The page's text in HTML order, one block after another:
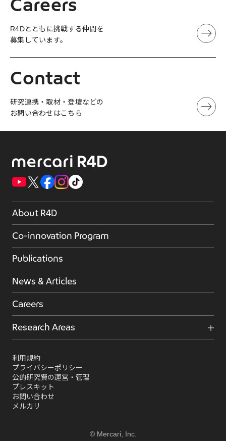
Careers
R4Dとともに挑戦する仲間を
募集しています。
Contact
研究連携・取材・登壇などの
お問い合わせはこちら
About R4D
Co-innovation Program
Publications
News & Articles
Careers
Research Areas
利用規約
プライバシーポリシー
公的研究費の運営・管理
プレスキット
お問い合わせ
メルカリ
© Mercari, Inc.